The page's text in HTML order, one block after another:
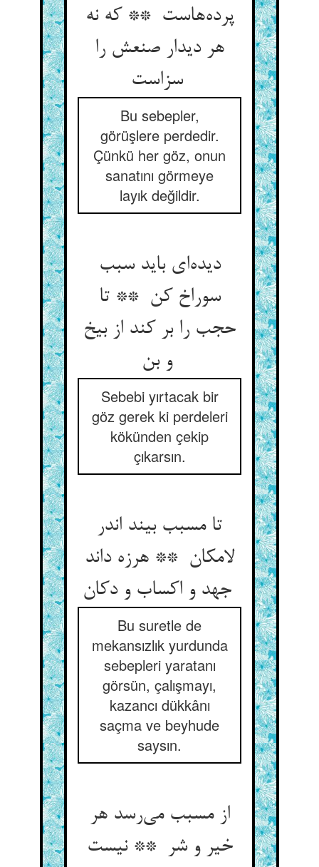
پرده‌هاست ** که نه
هر دیدار صنعش را
سزاست
Bu sebepler,
görüşlere perdedir.
Çünkü her göz, onun
sanatını görmeye
layık değildir.
دیده‌ای باید سبب
سوراخ کن ** تا
حجب را بر کند از بیخ
و بن
Sebebi yırtacak bir
göz gerek ki perdeleri
kökünden çekip
çıkarsın.
تا مسبب بیند اندر
لامکان ** هرزه داند
جهد و اکساب و دکان
Bu suretle de
mekansızlık yurdunda
sebepleri yaratanı
görsün, çalışmayı,
kazancı dükkânı
saçma ve beyhude
saysın.
از مسبب می‌رسد هر
خیر و شر ** نیست